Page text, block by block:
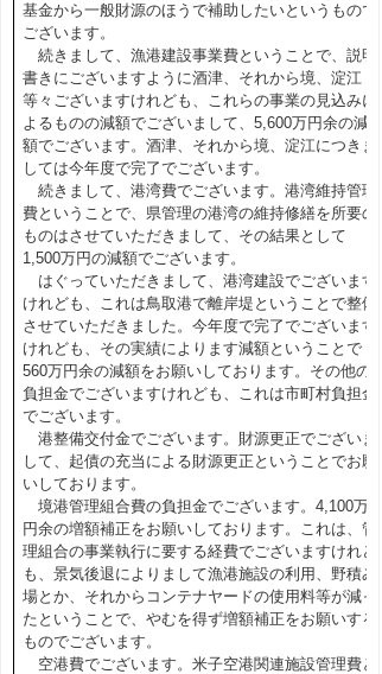
基金から一般財源のほうで補助したいというもので
ございます。
続きまして、漁港建設事業費ということで、説明
書きにございますように酒津、それから境、淀江
等々ございますけれども、これらの事業の見込みに
よるものの減額でございまして、5,600万円余の減
額でございます。酒津、それから境、淀江につきま
しては今年度で完了でございます。
続きまして、港湾費でございます。港湾維持管理
費ということで、県管理の港湾の維持修繕を所要の
ものはさせていただきまして、その結果として
1,500万円の減額でございます。
はぐっていただきまして、港湾建設でございます
けれども、これは鳥取港で離岸堤ということで整備
させていただきました。今年度で完了でございます
けれども、その実績によります減額ということで
560万円余の減額をお願いしております。その他の
負担金でございますけれども、これは市町村負担金
でございます。
港整備交付金でございます。財源更正でございま
して、起債の充当による財源更正ということでお願
いしております。
境港管理組合費の負担金でございます。4,100万
円余の増額補正をお願いしております。これは、管
理組合の事業執行に要する経費でございますけれど
も、景気後退によりまして漁港施設の利用、野積み
場とか、それからコンテナヤードの使用料等が減っ
たということで、やむを得ず増額補正をお願いする
ものでございます。
空港費でございます。米子空港関連施設管理費と